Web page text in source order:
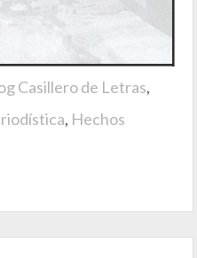
Casillero de Letras,
, Hechos